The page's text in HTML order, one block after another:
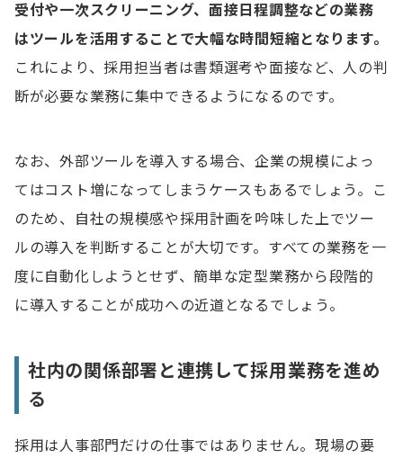
受付や一次スクリーニング、面接日程調整などの業務
はツールを活用することで大幅な時間短縮となります。
これにより、採用担当者は書類選考や面接など、人の判
断が必要な業務に集中できるようになるのです。
なお、外部ツールを導入する場合、企業の規模によっ
てはコスト増になってしまうケースもあるでしょう。こ
のため、自社の規模感や採用計画を吟味した上でツー
ルの導入を判断することが大切です。すべての業務を一
度に自動化しようとせず、簡単な定型業務から段階的
に導入することが成功への近道となるでしょう。
社内の関係部署と連携して採用業務を進め
る
採用は人事部門だけの仕事ではありません。現場の要